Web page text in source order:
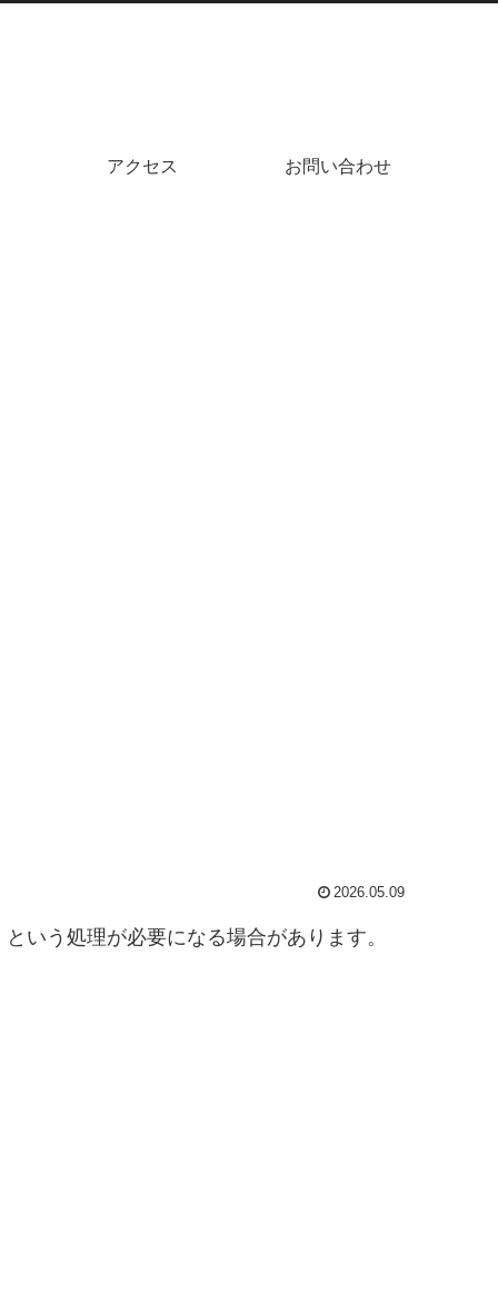
アクセス お問い合わせ
2026.05.09
という処理が必要になる場合があります。